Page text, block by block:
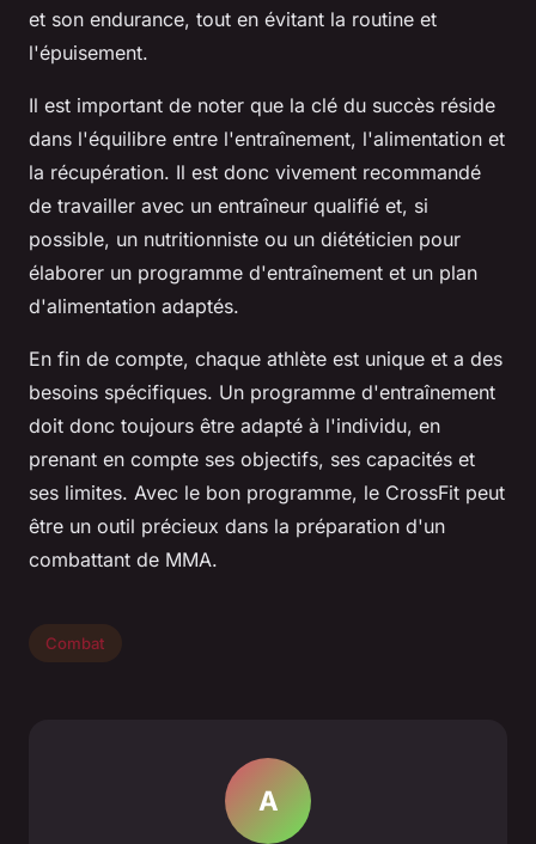
et son endurance, tout en évitant la routine et
l'épuisement.
Il est important de noter que la clé du succès réside
dans l'équilibre entre l'entraînement, l'alimentation et
la récupération. Il est donc vivement recommandé
de travailler avec un entraîneur qualifié et, si
possible, un nutritionniste ou un diététicien pour
élaborer un programme d'entraînement et un plan
d'alimentation adaptés.
En fin de compte, chaque athlète est unique et a des
besoins spécifiques. Un programme d'entraînement
doit donc toujours être adapté à l'individu, en
prenant en compte ses objectifs, ses capacités et
ses limites. Avec le bon programme, le CrossFit peut
être un outil précieux dans la préparation d'un
combattant de MMA.
Combat
A